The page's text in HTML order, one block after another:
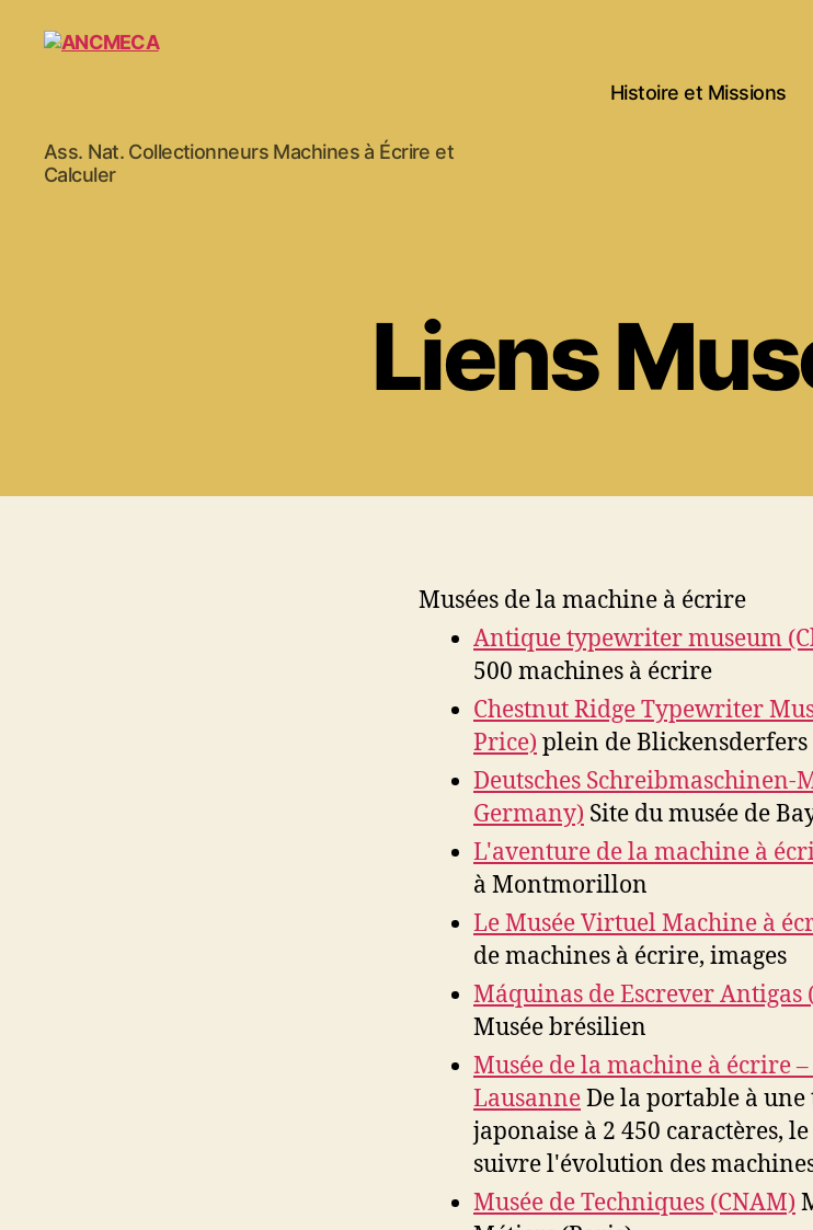
ANCMECA
Ass. Nat. Collectionneurs Machines à Écrire et
Calculer
Histoire et Missions
Liens
Musées de la machine à écrire
Antique typewriter museum
500 machines à écrire
Chestnut Ridge Typewriter
Price) plein de Blickensderfers
Deutsches Schreibmaschinen-
Germany) Site du musée de
L'aventure de la machine à
à Montmorillon
Le Musée Virtuel Machine à
de machines à écrire, images
Máquinas de Escrever Antigas
Musée brésilien
Musée de la machine à écrire
LausanneDe la portable à
japonaise à 2 450 caractères,
suivre l'évolution des
Musée de Techniques (CNAM)